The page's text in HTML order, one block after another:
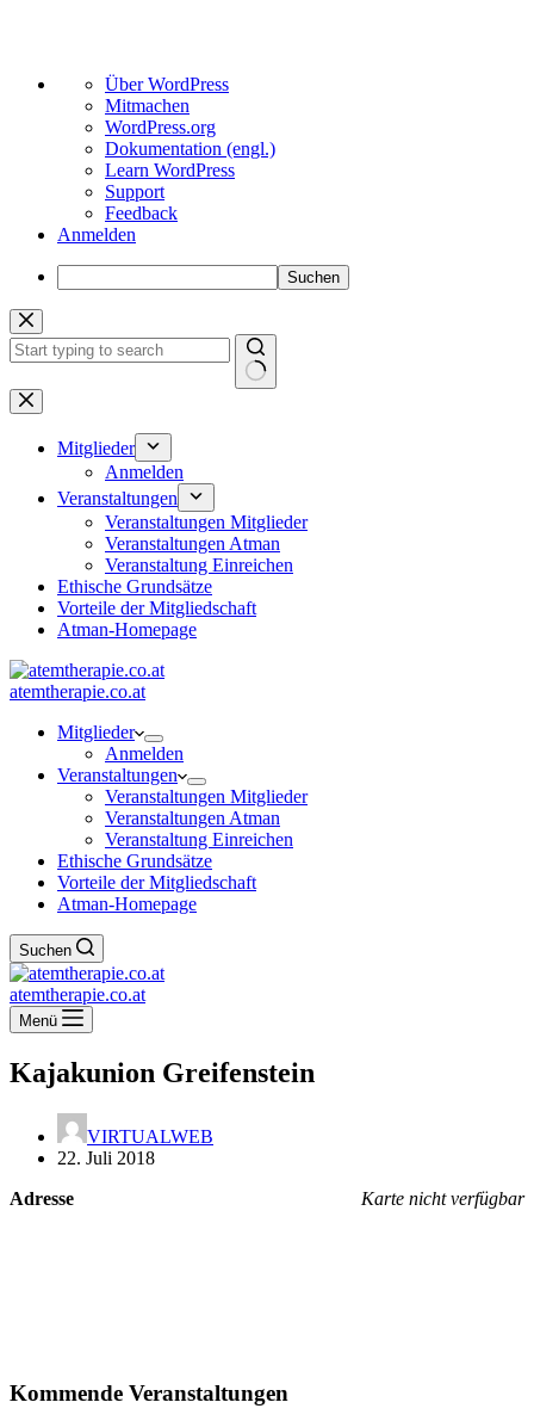
Über
WordPress
Über WordPress
Mitmachen
WordPress.org
Dokumentation (engl.)
Learn WordPress
Support
Feedback
Anmelden
Suchen
Zum
Inhalt
springen
Keine
Ergebnisse
Mitglieder
Anmelden
Veranstaltungen
Veranstaltungen Mitglieder
Veranstaltungen Atman
Veranstaltung Einreichen
Ethische Grundsätze
Vorteile der Mitgliedschaft
Atman-Homepage
atemtherapie.co.at
Mitglieder
Anmelden
Veranstaltungen
Veranstaltungen Mitglieder
Veranstaltungen Atman
Veranstaltung Einreichen
Ethische Grundsätze
Vorteile der Mitgliedschaft
Atman-Homepage
Suchen
atemtherapie.co.at
Menü
Kajakunion Greifenstein
VIRTUALWEB
22. Juli 2018
Karte nicht verfügbar
Adresse
Kommende Veranstaltungen